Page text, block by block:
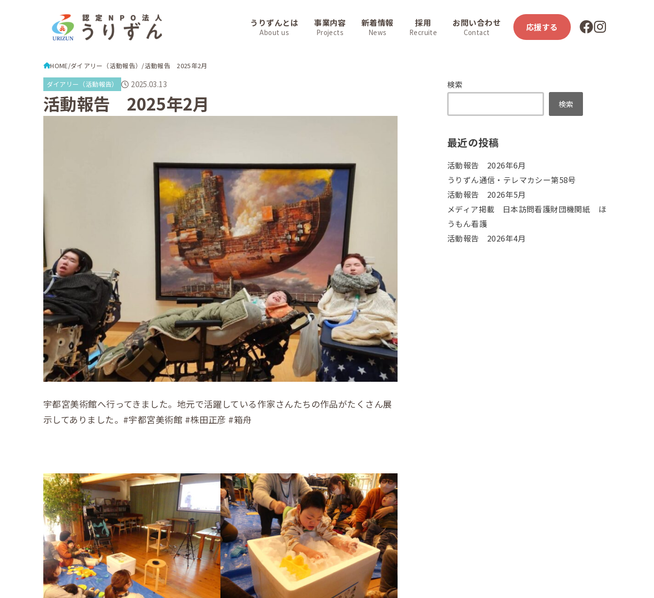
うりずんとは
About us
事業内容
Projects
新着情報
News
採用
Recruite
お問い合わせ
Contact 応援する
HOME ダイアリー（活動報告） 活動報告 2025年2月
ダイアリー（活動報告） 2025.03.13
活動報告 2025年2月
宇都宮美術館へ行ってきました。地元で活躍している作家さんたちの作品がたくさん展
示してありました。#宇都宮美術館 #株田正彦 #箱舟
検索
検索
最近の投稿
活動報告 2026年6月
うりずん通信・テレマカシー第58号
活動報告 2026年5月
メディア掲載 日本訪問看護財団機関紙 ほ
うもん看護
活動報告 2026年4月